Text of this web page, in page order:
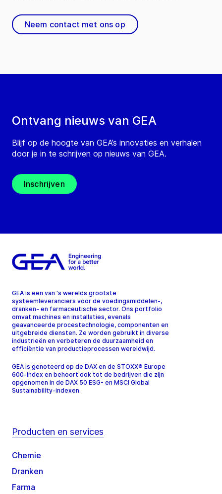
Ontvang nieuws van GEA
Blijf op de hoogte van GEA’s innovaties en verhalen
door je in te schrijven op nieuws van GEA.
Inschrijven
Neem contact met ons op
GEA is een van 's werelds grootste
systeemleveranciers voor de voedingsmiddelen-,
dranken- en farmaceutische sector. Ons portfolio
omvat machines en installaties, evenals
geavanceerde procestechnologie, componenten en
uitgebreide diensten. Ze worden gebruikt in diverse
industrieën en verbeteren de duurzaamheid en
efficiëntie van productieprocessen wereldwijd.
GEA is genoteerd op de DAX en de STOXX® Europe
600-index en behoort ook tot de bedrijven die zijn
opgenomen in de DAX 50 ESG- en MSCI Global
Sustainability-indexen.
Producten en services
Chemie
Dranken
Farma